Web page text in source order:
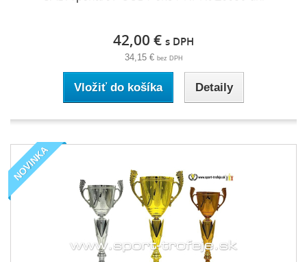
42,00 € s DPH
34,15 € bez DPH
Vložiť do košíka Detaily
NOVINKA